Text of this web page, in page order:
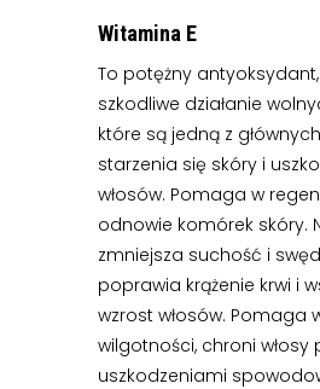
Witamina E
To potężny
szkodliwe działanie
które są jedną z
starzenia się skóry i
włosów. Pomaga w
odnowie komórek skóry.
zmniejsza suchość i
poprawia krążenie krwi i
wzrost włosów. Pomaga
wilgotności, chroni włosy
uszkodzeniami